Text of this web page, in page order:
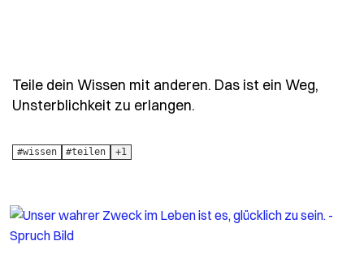
Teile dein Wissen mit anderen. Das ist ein Weg,
Unsterblichkeit zu erlangen.
#wissen #teilen +1